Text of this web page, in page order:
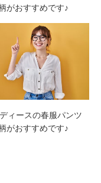
おすすめです♪
ィースの春服パンツ
おすすめです♪